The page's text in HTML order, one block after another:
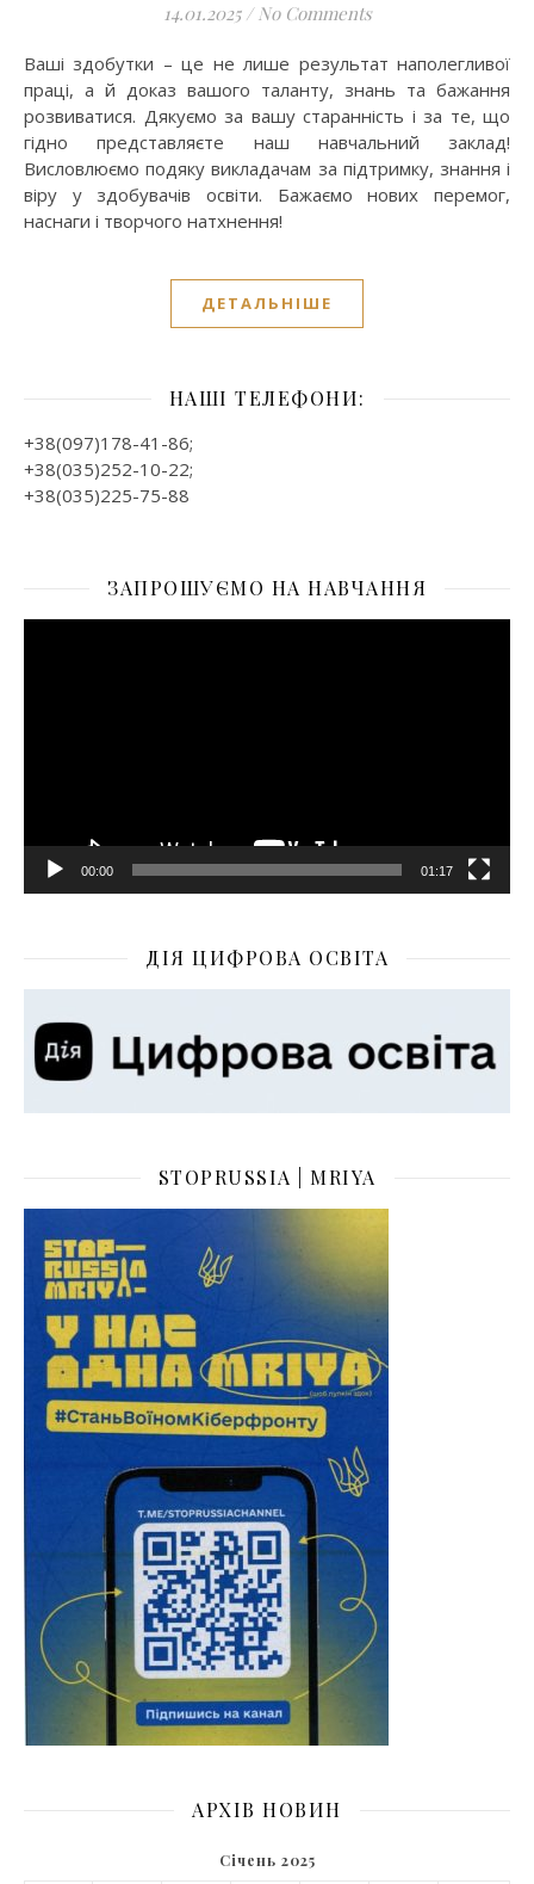
14.01.2025 / No Comments
Ваші здобутки – це не лише результат наполегливої
праці, а й доказ вашого таланту, знань та бажання
розвиватися. Дякуємо за вашу старанність і за те, що
гідно представляєте наш навчальний заклад!
Висловлюємо подяку викладачам за підтримку, знання і
віру у здобувачів освіти. Бажаємо нових перемог,
наснаги і творчого натхнення!
ДЕТАЛЬНІШЕ
НАШІ ТЕЛЕФОНИ:
+38(097)178-41-86;
+38(035)252-10-22;
+38(035)225-75-88
ЗАПРОШУЄМО НА НАВЧАННЯ
00:00 01:17
ДІЯ ЦИФРОВА ОСВІТА
STOPRUSSIA | MRIYA
АРХІВ НОВИН
Січень 2025